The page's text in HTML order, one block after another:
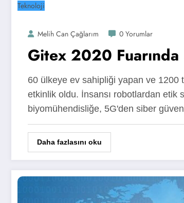
Teknoloji
Melih Can Çağlarım 0 Yorumlar
Gitex 2020
60 ülkeye ev sahipliği yapan ve 1200
etkinlik oldu. İnsansı robotlardan etik
biyomühendisliğe, 5G'den siber
Daha fazlasını oku